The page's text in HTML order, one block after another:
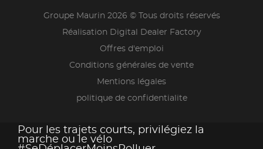
Groupe Maurin 2026 © Tous droits réservés
Réalisation Digital Dealer Factory
Offres d'emploi
Conditions générales de vente
Mentions légales
politique de confidentialite
Pour les trajets courts, privilégiez la
marche ou le vélo